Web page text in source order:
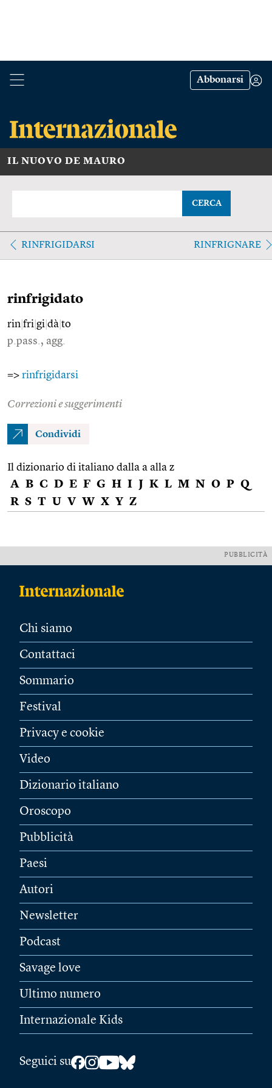
Abbonarsi
IL NUOVO DE MAURO
CERCA
RINFRIGIDARSI RINFRIGNARE
rinfrigidato
rin fri gi dà to
p.pass., agg.
=> rinfrigidarsi
Correzioni e suggerimenti
Condividi
Il dizionario di italiano dalla a alla z
A B C D E F G H I J K L M N O P Q
R S T U V W X Y Z
PUBBLICITÀ
Chi siamo
Contattaci
Sommario
Festival
Privacy e cookie
Video
Dizionario italiano
Oroscopo
Pubblicità
Paesi
Autori
Newsletter
Podcast
Savage love
Ultimo numero
Internazionale Kids
Seguici su